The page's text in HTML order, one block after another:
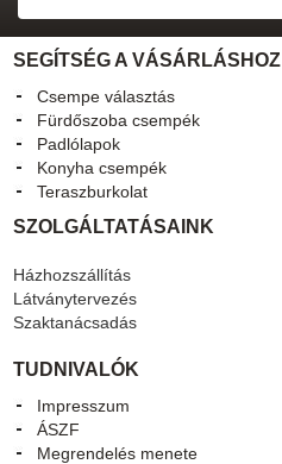
SEGÍTSÉG A VÁSÁRLÁSHOZ
Csempe választás
Fürdőszoba csempék
Padlólapok
Konyha csempék
Teraszburkolat
SZOLGÁLTATÁSAINK
Házhozszállítás
Látványtervezés
Szaktanácsadás
TUDNIVALÓK
Impresszum
ÁSZF
Megrendelés menete